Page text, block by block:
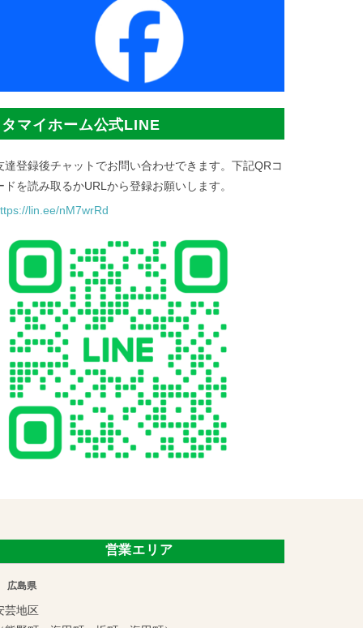
タマイホーム公式LINE
達登録後チャットでお問い合わせできます。下記QRコ
ドを読み取るかURLから登録お願いします。
lin.ee/nM7wrRd
営業エリア
広島県
芸地区